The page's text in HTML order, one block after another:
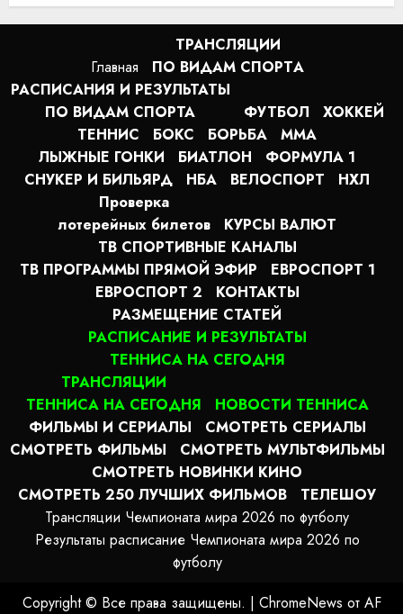
Главная
ТРАНСЛЯЦИИ
ПО ВИДАМ СПОРТA
РАСПИСАНИЯ И РЕЗУЛЬТАТЫ
ПО ВИДАМ СПОРТА
ФУТБОЛ
ХОККЕЙ
ТЕННИС
БОКС БОРЬБА
MMA
ЛЫЖНЫЕ ГОНКИ
БИАТЛОН
ФОРМУЛА 1
СНУКЕР И БИЛЬЯРД
НБА ВЕЛОСПОРТ
НХЛ
Проверка
лотерейных билетов
КУРСЫ ВАЛЮТ
ТВ СПОРТИВНЫЕ КАНАЛЫ
ТВ ПРОГРАММЫ ПРЯМОЙ ЭФИР
ЕВРОСПОРТ 1
ЕВРОСПОРТ 2
КОНТАКТЫ
РАЗМЕЩЕНИЕ СТАТЕЙ
РАСПИСАНИЕ И РЕЗУЛЬТАТЫ
ТЕННИСА НА СЕГОДНЯ
ТРАНСЛЯЦИИ
ТЕННИСА НА СЕГОДНЯ
НОВОСТИ ТЕННИСА
ФИЛЬМЫ И СЕРИАЛЫ
СМОТРЕТЬ СЕРИАЛЫ
СМОТРЕТЬ ФИЛЬМЫ
СМОТРЕТЬ МУЛЬТФИЛЬМЫ
СМОТРЕТЬ НОВИНКИ КИНО
СМОТРЕТЬ 250 ЛУЧШИХ ФИЛЬМОВ
ТЕЛЕШОУ
Трансляции Чемпионата мира 2026 по футболу
Результаты расписание Чемпионата мира 2026 по
футболу
Copyright © Все права защищены. | ChromeNews от AF